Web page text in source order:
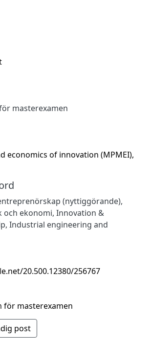
masterexamen
economics of innovation (MPMEI),
(nyttiggörande),
och ekonomi, Innovation &
, Industrial engineering and
20.500.12380/256767
för masterexamen
post